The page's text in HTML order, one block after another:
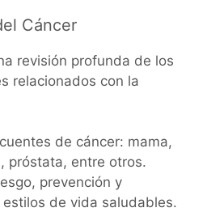
Cáncer
revisión profunda de los
relacionados con la
de cáncer: mama,
próstata, entre otros.
prevención y
de vida saludables.